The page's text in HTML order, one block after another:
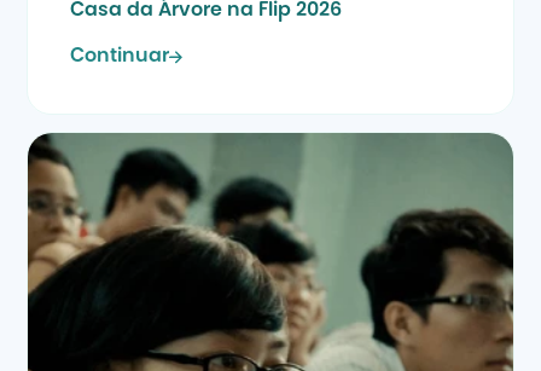
Casa da Árvore na Flip 2026
Continuar